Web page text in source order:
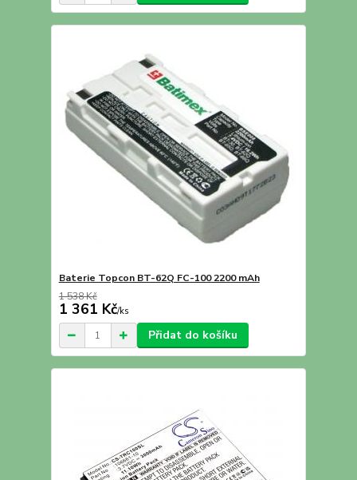
Baterie Topcon BT-62Q FC-100 2200 mAh
1 538 Kč
1 361 Kč/ks
Přidat do košíku